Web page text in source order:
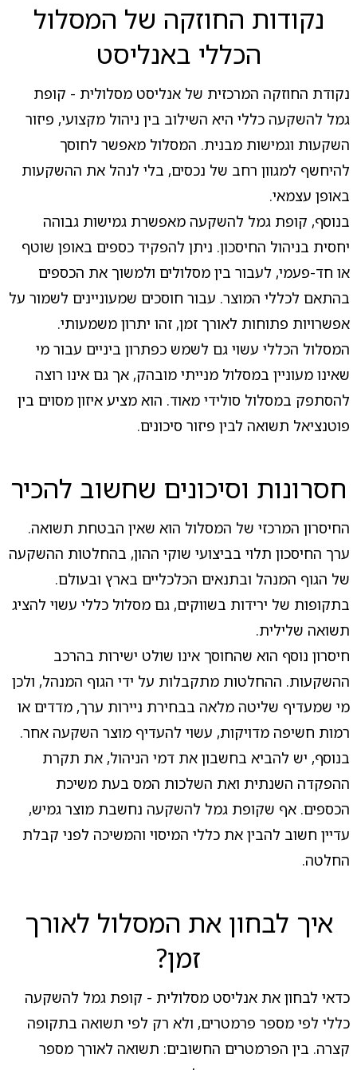
נקודות החוזקה של המסלול
הכללי באנליסט
נקודת החוזקה המרכזית של אנליסט מסלולית - קופת
גמל להשקעה כללי היא השילוב בין ניהול מקצועי, פיזור
השקעות וגמישות מבנית. המסלול מאפשר לחוסך
להיחשף למגוון רחב של נכסים, בלי לנהל את ההשקעות
באופן עצמאי.
בנוסף, קופת גמל להשקעה מאפשרת גמישות גבוהה
יחסית בניהול החיסכון. ניתן להפקיד כספים באופן שוטף
או חד-פעמי, לעבור בין מסלולים ולמשוך את הכספים
בהתאם לכללי המוצר. עבור חוסכים שמעוניינים לשמור על
אפשרויות פתוחות לאורך זמן, זהו יתרון משמעותי.
המסלול הכללי עשוי גם לשמש כפתרון ביניים עבור מי
שאינו מעוניין במסלול מנייתי מובהק, אך גם אינו רוצה
להסתפק במסלול סולידי מאוד. הוא מציע איזון מסוים בין
פוטנציאל תשואה לבין פיזור סיכונים.
חסרונות וסיכונים שחשוב להכיר
החיסרון המרכזי של המסלול הוא שאין הבטחת תשואה.
ערך החיסכון תלוי בביצועי שוקי ההון, בהחלטות ההשקעה
של הגוף המנהל ובתנאים הכלכליים בארץ ובעולם.
בתקופות של ירידות בשווקים, גם מסלול כללי עשוי להציג
תשואה שלילית.
חיסרון נוסף הוא שהחוסך אינו שולט ישירות בהרכב
ההשקעות. ההחלטות מתקבלות על ידי הגוף המנהל, ולכן
מי שמעדיף שליטה מלאה בבחירת ניירות ערך, מדדים או
רמות חשיפה מדויקות, עשוי להעדיף מוצר השקעה אחר.
בנוסף, יש להביא בחשבון את דמי הניהול, את תקרת
ההפקדה השנתית ואת השלכות המס בעת משיכת
הכספים. אף שקופת גמל להשקעה נחשבת מוצר גמיש,
עדיין חשוב להבין את כללי המיסוי והמשיכה לפני קבלת
החלטה.
איך לבחון את המסלול לאורך
זמן?
כדאי לבחון את אנליסט מסלולית - קופת גמל להשקעה
כללי לפי מספר פרמטרים, ולא רק לפי תשואה בתקופה
קצרה. בין הפרמטרים החשובים: תשואה לאורך מספר